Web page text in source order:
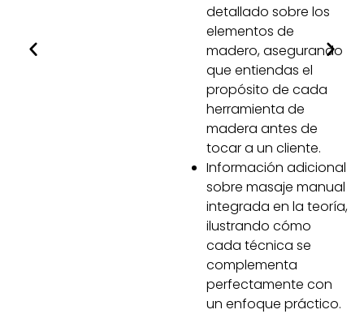
detallado sobre los
elementos de
madero, asegurando
que entiendas el
propósito de cada
herramienta de
madera antes de
tocar a un cliente.
Información adicional
sobre masaje manual
integrada en la teoría,
ilustrando cómo
cada técnica se
complementa
perfectamente con
un enfoque práctico.